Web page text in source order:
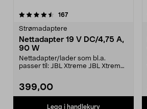
167anmeldelser
Strømadaptere
Nettadapter 19 V DC/4,75 A,
90 W
Nettadapter/lader som bl.a.
passer til: JBL Xtreme JBL Xtreme
399,00
Legg i handlekurv
5.0 av 5 stjerner